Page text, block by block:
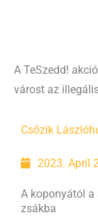
A TeSzedd!
várost az
Csőzik László
2023. April
A koponyától a
zsákba